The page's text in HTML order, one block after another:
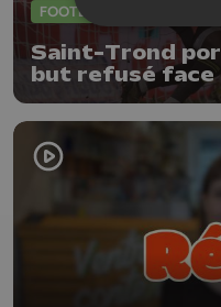
FOOTBALL
Saint-Trond
but refusé face